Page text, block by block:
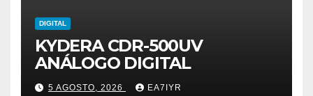
DIGITAL
KYDERA CDR-500UV
ANÁLOGO DIGITAL
5 AGOSTO, 2026 EA7IYR